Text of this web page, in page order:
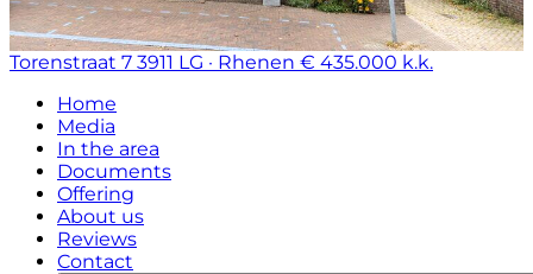
Torenstraat 7 3911 LG · Rhenen € 435.000 k.k.
Home
Media
In the area
Documents
Offering
About us
Reviews
Contact